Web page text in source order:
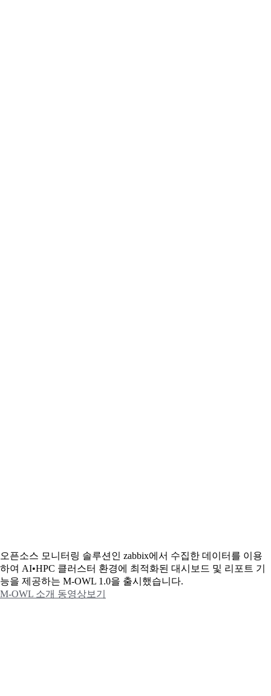
오픈소스 모니터링 솔루션인 zabbix에서 수집한 데이터를 이용
하여 AI•HPC 클러스터 환경에 최적화된 대시보드 및 리포트 기
능을 제공하는 M-OWL 1.0을 출시했습니다.
M-OWL 소개 동영상보기